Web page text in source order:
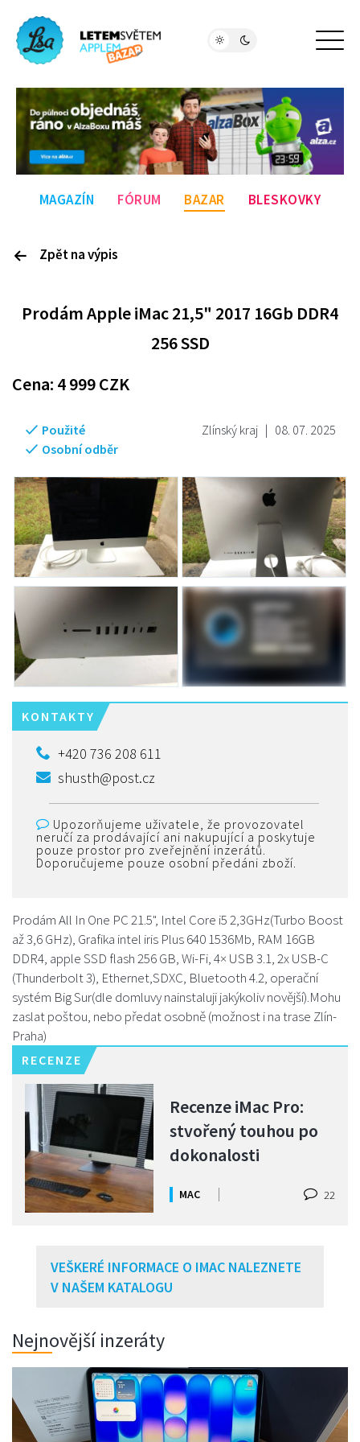
MAGAZÍN FÓRUM BAZAR BLESKOVKY
Zpět na výpis
ProdámApple iMac 21,5" 2017 16Gb DDR4
256 SSD
Cena: 4 999CZK
Zlínský kraj | 08. 07. 2025
Použité
Osobní odběr
KONTAKTY
+420 736 208 611
shusth@post.cz
Upozorňujeme uživatele, že provozovatel
neručí za prodávající ani nakupující a poskytuje
pouze prostor pro zveřejnění inzerátů.
Doporučujeme pouze osobní předáni zboží.
Prodám All In One PC 21.5", Intel Core i5 2,3GHz(Turbo Boost
až 3,6 GHz), Grafika intel iris Plus 640 1536Mb, RAM 16GB
DDR4, apple SSD flash 256 GB, Wi-Fi, 4× USB 3.1, 2x USB-C
(Thunderbolt 3), Ethernet,SDXC, Bluetooth 4.2, operační
systém Big Sur(dle domluvy nainstaluji jakýkoliv novější).Mohu
zaslat poštou, nebo předat osobně (možnost i na trase Zlín-
Praha)
RECENZE
Recenze iMac Pro:
stvořený touhou po
dokonalosti
MAC 22
VEŠKERÉ INFORMACE O IMAC NALEZNETE
V NAŠEM KATALOGU
Nejnovější inzeráty